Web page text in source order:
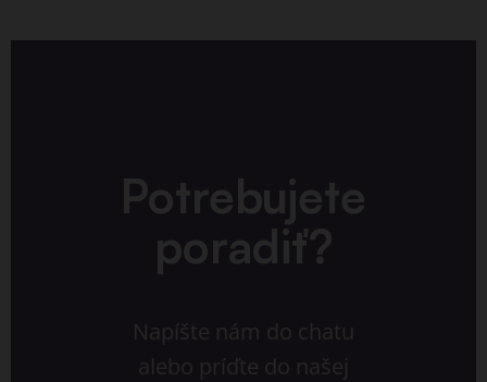
Potrebujete
poradiť?
Napíšte nám do chatu
alebo príďte do našej